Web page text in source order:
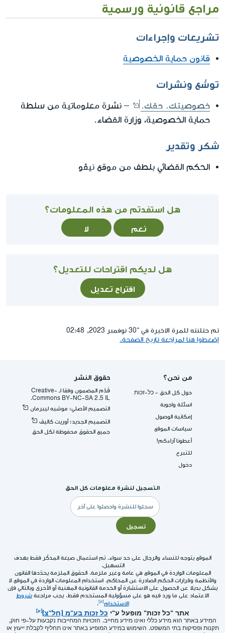
مراجع قانونية ورسمية
تشريعات وإجراءات
قانون حماية الخصوصية
توسُّع ونشرات
خصوصيتك. حقك.
– نشرة معلوماتية من سلطة
حماية الخصوصية، وزارة القضاء.
شكر وتقدير
الحكم القضائي بلطف من موقع نيڤو
هل استفدتم من هذه المعلومات؟
نعم لا
هل لديكم اقتراحات للتعديل؟
اقتراح تعديل
تم حتلنته للمرة الاخيرة في ־30 نوفمبر 2023, 02:48
إضغطوا هنا لمراجعة تاريخ الصفحة.
من نحن؟
حول كل الحق - כל-זכות
اسئلة واجوبة
إمكانية الوصول
سياسات الموقع
أعطونا آراءكم!
للتبرع
دخول
حقوق النشر
قُدِّم المضمون وفقا لـ -Creative
Commons BY-NC-SA 2.5 IL.
التصميم الأصلي: موشيه ليبرمان
التصميم الجديد: أوريت كاليڤ
جميع الحقوق محفوظة لكل الحق
التسجيل لنشرة معلومات كل الحق
البريد
الإلكتروني
تسجيل
الموقع يتوجه للنساء والرجال على حد سواء. تم استعمال صيغة المذكّر فقط بهدف
التسهيل.
المعلومات الواردة في الموقع هي عامة وغير ملزمة. الحقوق الملزمة يحدّدها القانون
والأنظمة وقرارات الحكم الصادرة عن المحاكم. استخدام المعلومات الواردة في الموقع لا
يشكل بديلا عن الحصول على الاستشارة أو الخدمة القانونية المهنية أو الأخرى وبالتالي فإن
الاعتماد على ما ورد فيه هو على مسؤولية المستخدم فقط. يجب مراجعة شروط
الاستخدام
.
אתר "כל זכות" מופעל ע"י כל זכות בע"מ (חל"צ)
המידע באתר הוא מידע כללי ואינו מידע מחייב. הזכויות המחייבות נקבעות על-פי חוק,
תקנות ופסיקות בתי המשפט. השימוש במידע המופיע באתר אינו תחליף לקבלת ייעוץ או